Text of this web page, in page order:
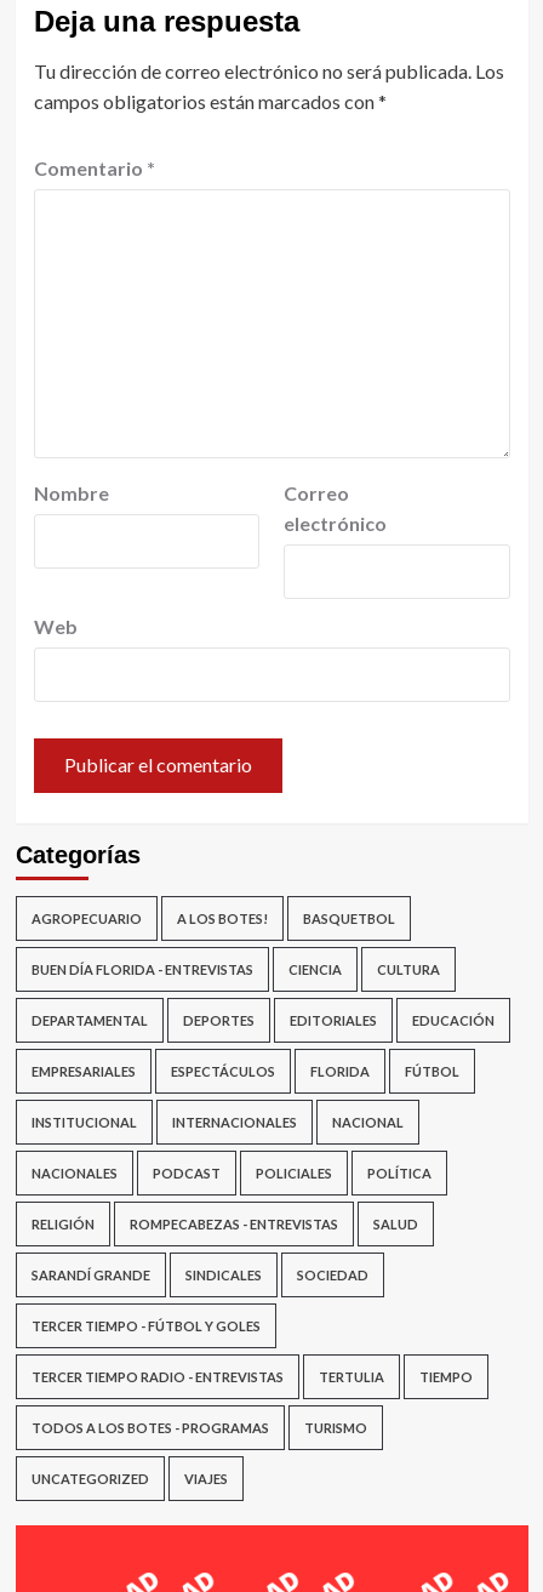
Deja una respuesta
Tu dirección de correo electrónico no será publicada. Los
campos obligatorios están marcados con*
Comentario *
Nombre
Correo
electrónico
Web
Categorías
AGROPECUARIO A LOS BOTES! BASQUETBOL
BUEN DÍA FLORIDA - ENTREVISTAS CIENCIA CULTURA
DEPARTAMENTAL DEPORTES EDITORIALES EDUCACIÓN
EMPRESARIALES ESPECTÁCULOS FLORIDA FÚTBOL
INSTITUCIONAL INTERNACIONALES NACIONAL
NACIONALES PODCAST POLICIALES POLÍTICA
RELIGIÓN ROMPECABEZAS - ENTREVISTAS SALUD
SARANDÍ GRANDE SINDICALES SOCIEDAD
TERCER TIEMPO - FÚTBOL Y GOLES
TERCER TIEMPO RADIO - ENTREVISTAS TERTULIA TIEMPO
TODOS A LOS BOTES - PROGRAMAS TURISMO
UNCATEGORIZED VIAJES